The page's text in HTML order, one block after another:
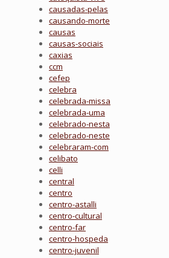
causadas-pelas
causando-morte
causas
causas-sociais
caxias
ccm
cefep
celebra
celebrada-missa
celebrada-uma
celebrado-nesta
celebrado-neste
celebraram-com
celibato
celli
central
centro
centro-astalli
centro-cultural
centro-far
centro-hospeda
centro-juvenil